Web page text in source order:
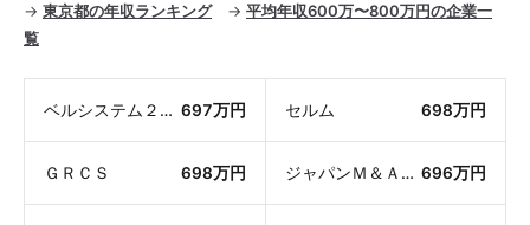
→ 東京都の年収ランキング→ 平均年収600万〜800万円の企業一
覧
ベルシステム２４ホールディングス 697万円 セルム 698万円
ＧＲＣＳ 698万円 ジャパンＭ＆Ａソリューション 696万円